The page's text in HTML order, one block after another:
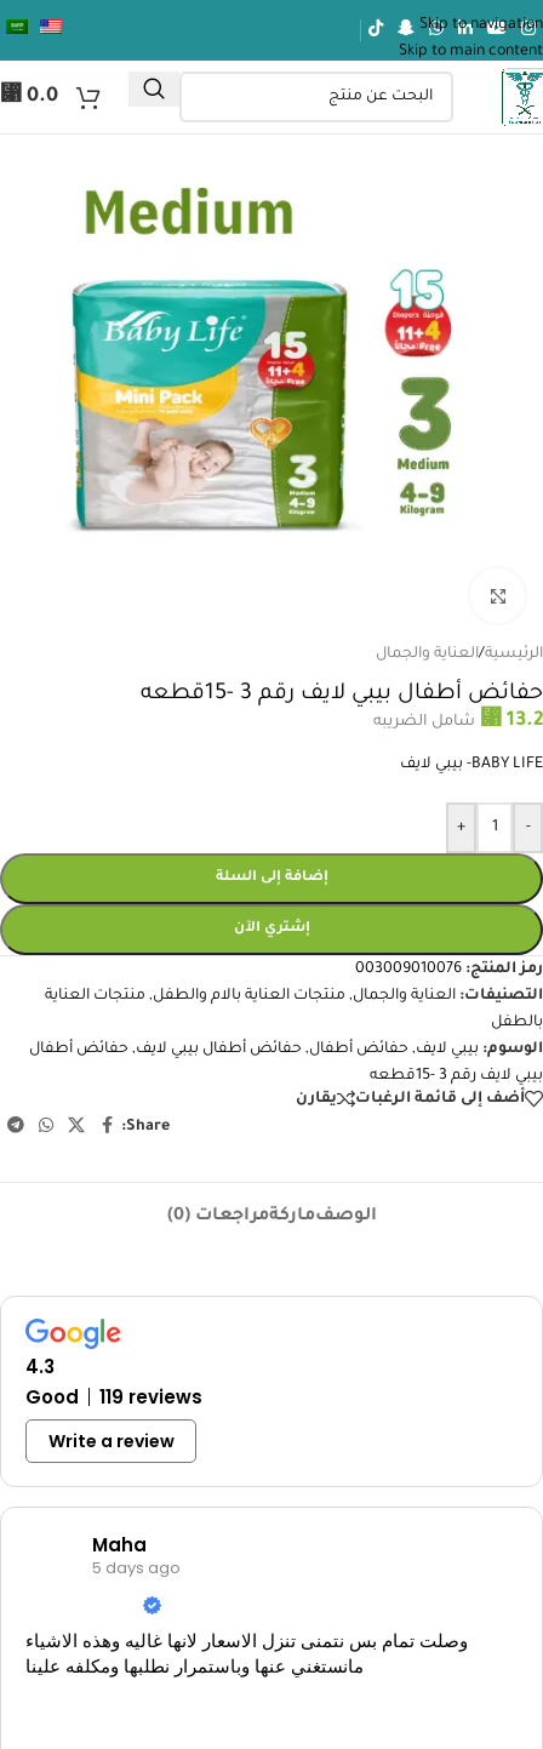
Skip to navigation
Skip to main content
⃁ 0.0
الرئيسية/العناية والجمال
حفائض أطفال بيبي لايف رقم 3 -15قطعه
⃁ 13.2 شامل الضريبه
BABY LIFE- بيبي لايف
-
+
إضافة إلى السلة
إشتري الآن
رمز المنتج: 003009010076
التصنيفات: العناية والجمال, منتجات العناية بالام والطفل, منتجات العناية
بالطفل
الوسوم: بيبي لايف, حفائض أطفال, حفائض أطفال بيبي لايف, حفائض أطفال
بيبي لايف رقم 3 -15قطعه
أضف إلى قائمة الرغبات
يقارن
Share:
الوصفماركةمراجعات (0)
4.3
Good
119 reviews
Write a review
Maha
5 days ago
وصلت تمام بس نتمنى تنزل الاسعار لانها غاليه وهذه الاشياء
مانستغني عنها وباستمرار نطلبها ومكلفه علينا